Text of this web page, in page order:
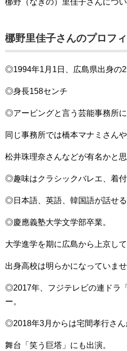
梛野（なぎの）里佳子さんにつ
梛野里佳子さんのプロフ
◎1994年1月1日、広島県出身の
◎身長158センチ
◎アービングと言う芸能事務所に
同じ事務所では橋本マナミさんや
松井珠理奈さんなどが有名かと思
◎趣味はクラシックバレエ、着
◎日本語、英語、韓国語が話せ
◎慶應義塾大学文学部卒業。
大学進学を期に広島から上京し
出身高校は明らかになっていませ
◎2017年、フジテレビの連ドラ
ー。
◎2018年3月からは宅間孝行さん
舞台「笑う巨塔」にも出演。